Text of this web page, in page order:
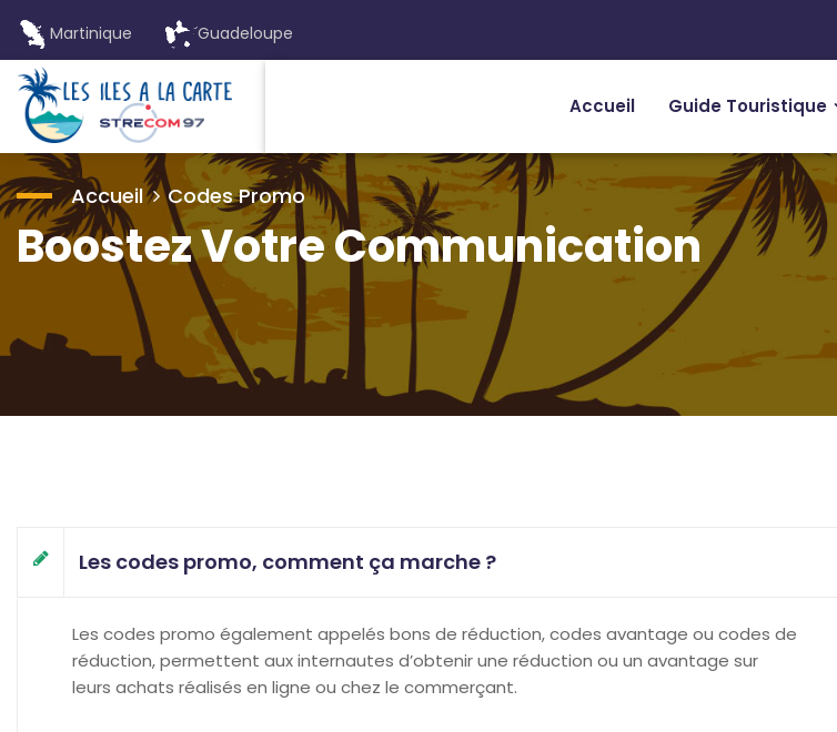
Martinique Guadeloupe
Accueil Guide Touristique
Accueil Codes Promo
Boostez Votre Communication
Les codes promo, comment ça marche ?
Les codes promo également appelés bons de réduction, codes avantage ou codes de
réduction, permettent aux internautes d’obtenir une réduction ou un avantage sur
leurs achats réalisés en ligne ou chez le commerçant.